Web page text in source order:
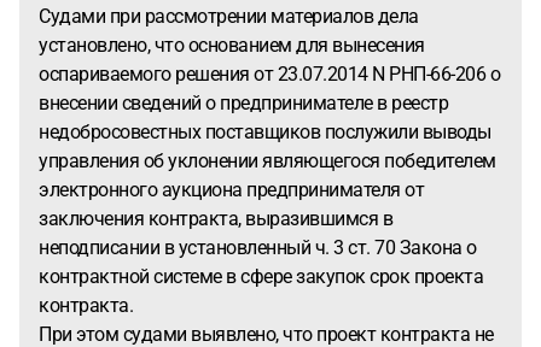
Судами при рассмотрении материалов дела
установлено, что основанием для вынесения
оспариваемого решения от 23.07.2014 N РНП-66-206 о
внесении сведений о предпринимателе в реестр
недобросовестных поставщиков послужили выводы
управления об уклонении являющегося победителем
электронного аукциона предпринимателя от
заключения контракта, выразившимся в
неподписании в установленный ч. 3 ст. 70 Закона о
контрактной системе в сфере закупок срок проекта
контракта.
При этом судами выявлено, что проект контракта не